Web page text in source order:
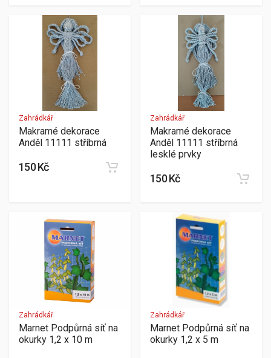
Zahrádkář
Makramé dekorace
Anděl 11111 stříbrná
150 Kč
Zahrádkář
Makramé dekorace
Anděl 11111 stříbrná
lesklé prvky
150 Kč
Zahrádkář
Marnet Podpůrná síť na
okurky 1,2 x 10 m
Zahrádkář
Marnet Podpůrná síť na
okurky 1,2 x 5 m